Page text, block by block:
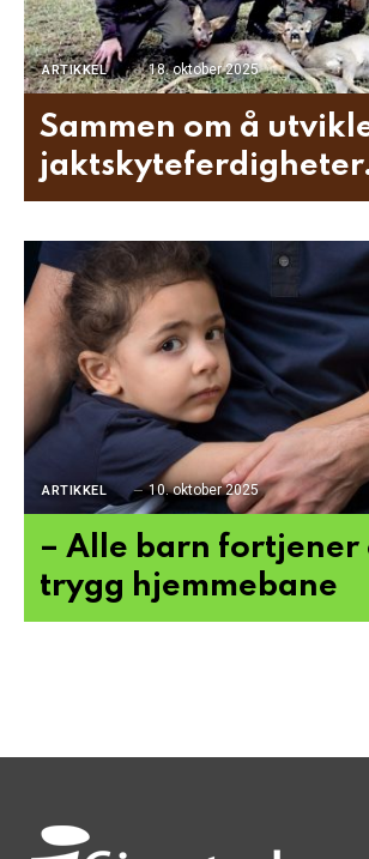
ARTIKKEL 18. oktober 2025
Sammen om å
ARTIKKEL 10. oktober 2025
– Alle barn fortjener
trygg hjemmebane